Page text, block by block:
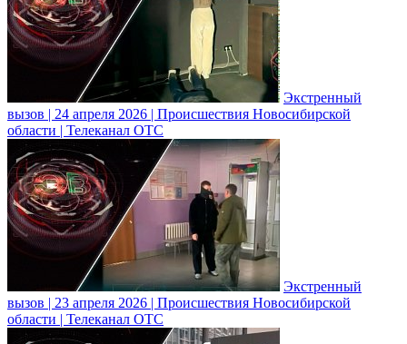
Экстренный
вызов | 24 апреля 2026 | Происшествия Новосибирской
области | Телеканал ОТС
Экстренный
вызов | 23 апреля 2026 | Происшествия Новосибирской
области | Телеканал ОТС